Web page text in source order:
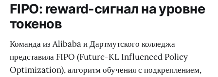
FIPO: reward-сигнал на уровне
токенов
Команда из Alibaba и Дартмутского колледжа
представила FIPO (Future-KL Influenced Policy
Optimization), алгоритм обучения с подкреплением,